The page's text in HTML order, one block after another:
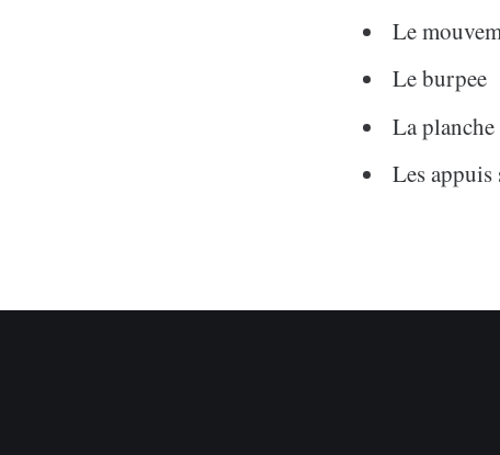
Le
Le burpee
La planche
Les appuis